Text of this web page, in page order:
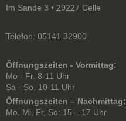
Im Sande 3 • 29227 Celle
Telefon: 05141 32900
Öffnungszeiten - Vormittag:
Mo - Fr. 8-11 Uhr
Sa - So. 10-11 Uhr
Öffnungszeiten – Nachmittag:
Mo, Mi, Fr, So: 15 – 17 Uhr